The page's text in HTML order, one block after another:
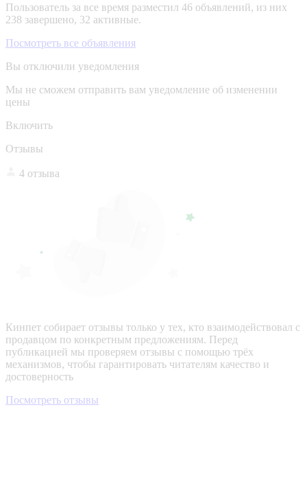
Пользователь за все время разместил 46 объявлений, из них
238 завершено, 32 активные.
Посмотреть все объявления
Вы отключили уведомления
Мы не сможем отправить вам уведомление об изменении
цены
Включить
Отзывы
4 отзыва
Кинпет собирает отзывы только у тех, кто взаимодействовал с
продавцом по конкретным предложениям. Перед
публикацией мы проверяем отзывы с помощью трёх
механизмов, чтобы гарантировать читателям качество и
достоверность
Посмотреть отзывы